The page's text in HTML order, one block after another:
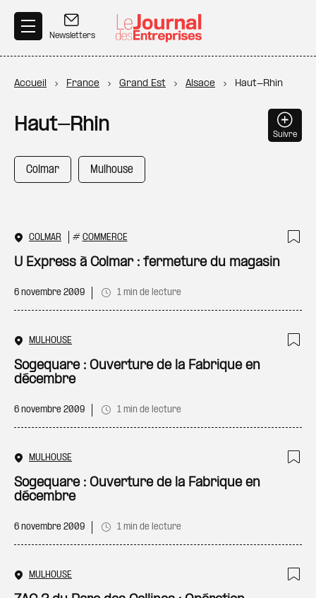
Newsletters
Fil d'Ariane
Accueil France Grand Est Alsace Haut-Rhin
Haut-Rhin Suivre
Colmar Mulhouse
COLMAR # COMMERCE
U Express à Colmar : fermeture du magasin
6 novembre 2009 1 min de lecture
MULHOUSE
Sogequare : Ouverture de la Fabrique en
décembre
6 novembre 2009 1 min de lecture
MULHOUSE
Sogequare : Ouverture de la Fabrique en
décembre
6 novembre 2009 1 min de lecture
MULHOUSE